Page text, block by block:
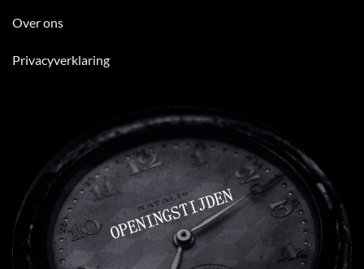
Over ons
Privacyverklaring